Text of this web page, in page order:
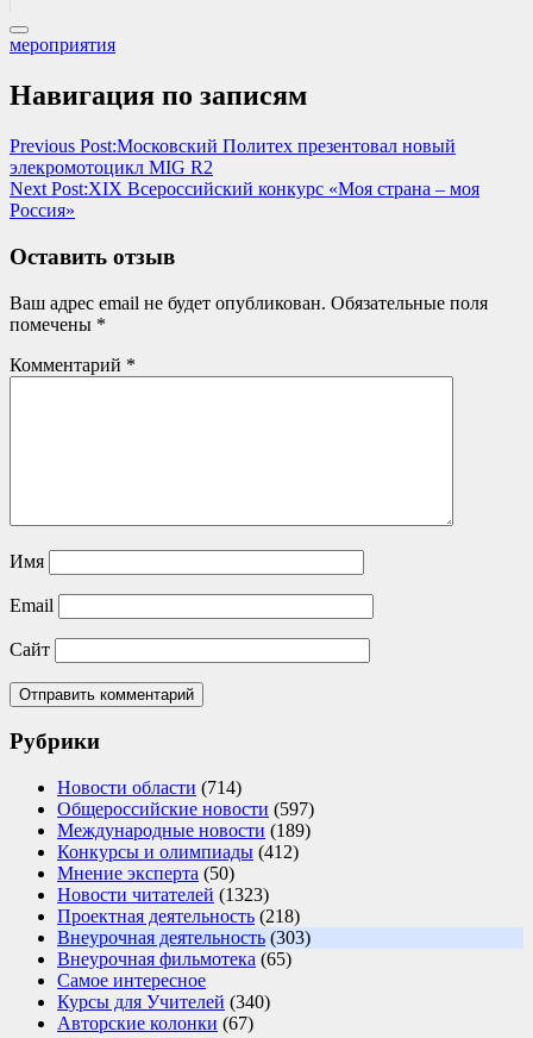
мероприятия
Навигация по записям
Previous Post:Московский Политех презентовал новый
элекромотоцикл MIG R2
Next Post:XIX Всероссийский конкурс «Моя страна – моя
Россия»
Оставить отзыв
Ваш адрес email не будет опубликован. Обязательные поля
помечены *
Комментарий *
Имя
Email
Сайт
Рубрики
Новости области (714)
Общероссийские новости (597)
Международные новости (189)
Конкурсы и олимпиады (412)
Мнение эксперта (50)
Новости читателей (1323)
Проектная деятельность (218)
Внеурочная деятельность (303)
Внеурочная фильмотека (65)
Самое интересное
Курсы для Учителей (340)
Авторские колонки (67)